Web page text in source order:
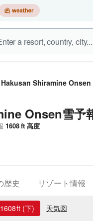
Hakusan Shiramine Onsen
Onsen雪予
1608ft 高度
歴史 リゾート情報
1608ft (下) 天気図